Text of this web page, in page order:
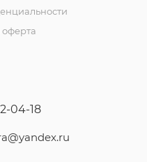
04-18